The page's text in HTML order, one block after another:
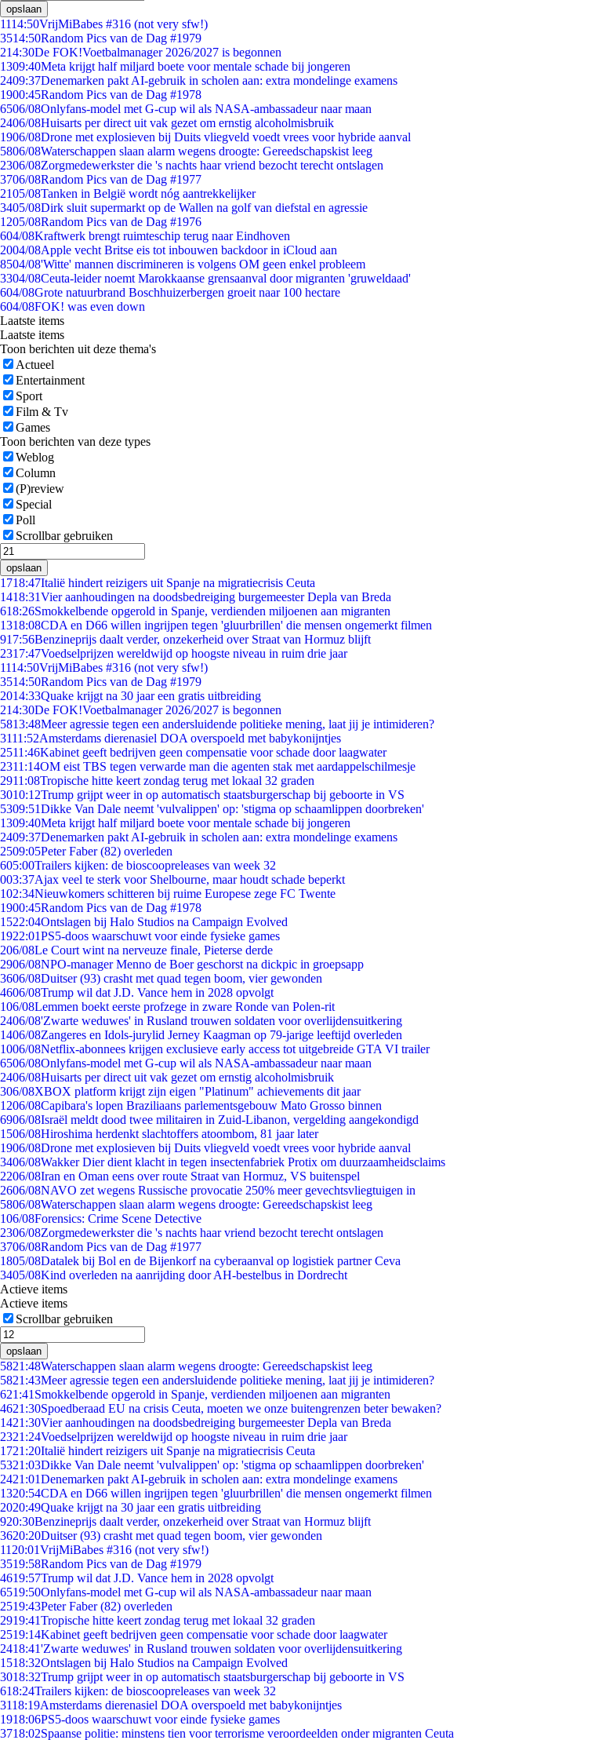
opslaan
1114:50VrijMiBabes #316 (not very sfw!)
3514:50Random Pics van de Dag #1979
214:30De FOK!Voetbalmanager 2026/2027 is begonnen
1309:40Meta krijgt half miljard boete voor mentale schade bij jongeren
2409:37Denemarken pakt AI-gebruik in scholen aan: extra mondelinge examens
1900:45Random Pics van de Dag #1978
6506/08Onlyfans-model met G-cup wil als NASA-ambassadeur naar maan
2406/08Huisarts per direct uit vak gezet om ernstig alcoholmisbruik
1906/08Drone met explosieven bij Duits vliegveld voedt vrees voor hybride aanval
5806/08Waterschappen slaan alarm wegens droogte: Gereedschapskist leeg
2306/08Zorgmedewerkster die 's nachts haar vriend bezocht terecht ontslagen
3706/08Random Pics van de Dag #1977
2105/08Tanken in België wordt nóg aantrekkelijker
3405/08Dirk sluit supermarkt op de Wallen na golf van diefstal en agressie
1205/08Random Pics van de Dag #1976
604/08Kraftwerk brengt ruimteschip terug naar Eindhoven
2004/08Apple vecht Britse eis tot inbouwen backdoor in iCloud aan
8504/08'Witte' mannen discrimineren is volgens OM geen enkel probleem
3304/08Ceuta-leider noemt Marokkaanse grensaanval door migranten 'gruweldaad'
604/08Grote natuurbrand Boschhuizerbergen groeit naar 100 hectare
604/08FOK! was even down
Laatste items
Laatste items
Toon berichten uit deze thema's
Actueel
Entertainment
Sport
Film & Tv
Games
Toon berichten van deze types
Weblog
Column
(P)review
Special
Poll
Scrollbar gebruiken
opslaan
1718:47Italië hindert reizigers uit Spanje na migratiecrisis Ceuta
1418:31Vier aanhoudingen na doodsbedreiging burgemeester Depla van Breda
618:26Smokkelbende opgerold in Spanje, verdienden miljoenen aan migranten
1318:08CDA en D66 willen ingrijpen tegen 'gluurbrillen' die mensen ongemerkt filmen
917:56Benzineprijs daalt verder, onzekerheid over Straat van Hormuz blijft
2317:47Voedselprijzen wereldwijd op hoogste niveau in ruim drie jaar
1114:50VrijMiBabes #316 (not very sfw!)
3514:50Random Pics van de Dag #1979
2014:33Quake krijgt na 30 jaar een gratis uitbreiding
214:30De FOK!Voetbalmanager 2026/2027 is begonnen
5813:48Meer agressie tegen een andersluidende politieke mening, laat jij je intimideren?
3111:52Amsterdams dierenasiel DOA overspoeld met babykonijntjes
2511:46Kabinet geeft bedrijven geen compensatie voor schade door laagwater
2311:14OM eist TBS tegen verwarde man die agenten stak met aardappelschilmesje
2911:08Tropische hitte keert zondag terug met lokaal 32 graden
3010:12Trump grijpt weer in op automatisch staatsburgerschap bij geboorte in VS
5309:51Dikke Van Dale neemt 'vulvalippen' op: 'stigma op schaamlippen doorbreken'
1309:40Meta krijgt half miljard boete voor mentale schade bij jongeren
2409:37Denemarken pakt AI-gebruik in scholen aan: extra mondelinge examens
2509:05Peter Faber (82) overleden
605:00Trailers kijken: de bioscoopreleases van week 32
003:37Ajax veel te sterk voor Shelbourne, maar houdt schade beperkt
102:34Nieuwkomers schitteren bij ruime Europese zege FC Twente
1900:45Random Pics van de Dag #1978
1522:04Ontslagen bij Halo Studios na Campaign Evolved
1922:01PS5-doos waarschuwt voor einde fysieke games
206/08Le Court wint na nerveuze finale, Pieterse derde
2906/08NPO-manager Menno de Boer geschorst na dickpic in groepsapp
3606/08Duitser (93) crasht met quad tegen boom, vier gewonden
4606/08Trump wil dat J.D. Vance hem in 2028 opvolgt
106/08Lemmen boekt eerste profzege in zware Ronde van Polen-rit
2406/08'Zwarte weduwes' in Rusland trouwen soldaten voor overlijdensuitkering
1406/08Zangeres en Idols-jurylid Jerney Kaagman op 79-jarige leeftijd overleden
1006/08Netflix-abonnees krijgen exclusieve early access tot uitgebreide GTA VI trailer
6506/08Onlyfans-model met G-cup wil als NASA-ambassadeur naar maan
2406/08Huisarts per direct uit vak gezet om ernstig alcoholmisbruik
306/08XBOX platform krijgt zijn eigen "Platinum" achievements dit jaar
1206/08Capibara's lopen Braziliaans parlementsgebouw Mato Grosso binnen
6906/08Israël meldt dood twee militairen in Zuid-Libanon, vergelding aangekondigd
1506/08Hiroshima herdenkt slachtoffers atoombom, 81 jaar later
1906/08Drone met explosieven bij Duits vliegveld voedt vrees voor hybride aanval
3406/08Wakker Dier dient klacht in tegen insectenfabriek Protix om duurzaamheidsclaims
2206/08Iran en Oman eens over route Straat van Hormuz, VS buitenspel
2606/08NAVO zet wegens Russische provocatie 250% meer gevechtsvliegtuigen in
5806/08Waterschappen slaan alarm wegens droogte: Gereedschapskist leeg
106/08Forensics: Crime Scene Detective
2306/08Zorgmedewerkster die 's nachts haar vriend bezocht terecht ontslagen
3706/08Random Pics van de Dag #1977
1805/08Datalek bij Bol en de Bijenkorf na cyberaanval op logistiek partner Ceva
3405/08Kind overleden na aanrijding door AH-bestelbus in Dordrecht
Actieve items
Actieve items
Scrollbar gebruiken
opslaan
5821:48Waterschappen slaan alarm wegens droogte: Gereedschapskist leeg
5821:43Meer agressie tegen een andersluidende politieke mening, laat jij je intimideren?
621:41 Smokkelbende opgerold in Spanje, verdienden miljoenen aan migranten
4621:30Spoedberaad EU na crisis Ceuta, moeten we onze buitengrenzen beter bewaken?
1421:30Vier aanhoudingen na doodsbedreiging burgemeester Depla van Breda
2321:24Voedselprijzen wereldwijd op hoogste niveau in ruim drie jaar
1721:20Italië hindert reizigers uit Spanje na migratiecrisis Ceuta
5321:03Dikke Van Dale neemt 'vulvalippen' op: 'stigma op schaamlippen doorbreken'
2421:01Denemarken pakt AI-gebruik in scholen aan: extra mondelinge examens
1320:54CDA en D66 willen ingrijpen tegen 'gluurbrillen' die mensen ongemerkt filmen
2020:49Quake krijgt na 30 jaar een gratis uitbreiding
920:30Benzineprijs daalt verder, onzekerheid over Straat van Hormuz blijft
3620:20Duitser (93) crasht met quad tegen boom, vier gewonden
11 20:01VrijMiBabes #316 (not very sfw!)
3519:58Random Pics van de Dag #1979
4619:57Trump wil dat J.D. Vance hem in 2028 opvolgt
6519:50Onlyfans-model met G-cup wil als NASA-ambassadeur naar maan
2519:43Peter Faber (82) overleden
2919:41Tropische hitte keert zondag terug met lokaal 32 graden
2519:14Kabinet geeft bedrijven geen compensatie voor schade door laagwater
2418:41'Zwarte weduwes' in Rusland trouwen soldaten voor overlijdensuitkering
1518:32Ontslagen bij Halo Studios na Campaign Evolved
3018:32Trump grijpt weer in op automatisch staatsburgerschap bij geboorte in VS
618:24Trailers kijken: de bioscoopreleases van week 32
3118:19Amsterdams dierenasiel DOA overspoeld met babykonijntjes
1918:06PS5-doos waarschuwt voor einde fysieke games
3718:02Spaanse politie: minstens tien voor terrorisme veroordeelden onder migranten Ceuta